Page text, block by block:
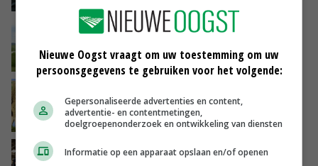
POAH!: John Deere 7730
VANDAAG, 10:00
door aanhoudende droogte
VANDAAG, 09:48
Na jarenlang meten willen Zuid-Hollandse
Nieuwe Oogst vraagt om uw toestemming om uw
persoonsgegevens te gebruiken voor het volgende:
Gepersonaliseerde advertenties en content,
advertentie- en contentmetingen,
doelgroepenonderzoek en ontwikkeling van diensten
Informatie op een apparaat opslaan en/of openen